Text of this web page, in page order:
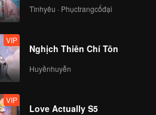
Tìnhyêu · Phụctrangcổđại
VIP
Nghịch Thiên Chí Tôn
Huyềnhuyễn
VIP
Love Actually S5